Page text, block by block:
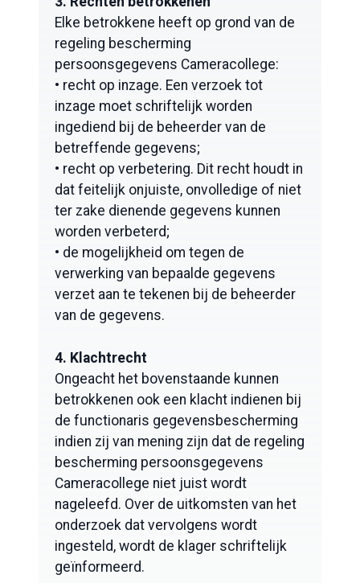
Elke betrokkene heeft op grond van de
regeling bescherming
persoonsgegevens Cameracollege:
• recht op inzage. Een verzoek tot
inzage moet schriftelijk worden
ingediend bij de beheerder van de
betreffende gegevens;
• recht op verbetering. Dit recht houdt in
dat feitelijk onjuiste, onvolledige of niet
ter zake dienende gegevens kunnen
worden verbeterd;
• de mogelijkheid om tegen de
verwerking van bepaalde gegevens
verzet aan te tekenen bij de beheerder
van de gegevens.
4. Klachtrecht
Ongeacht het bovenstaande kunnen
betrokkenen ook een klacht indienen bij
de functionaris gegevensbescherming
indien zij van mening zijn dat de regeling
bescherming persoonsgegevens
Cameracollege niet juist wordt
nageleefd. Over de uitkomsten van het
onderzoek dat vervolgens wordt
ingesteld, wordt de klager schriftelijk
geïnformeerd.